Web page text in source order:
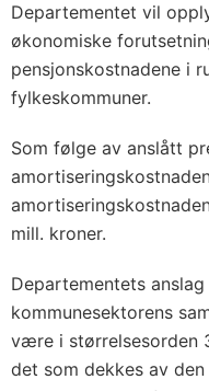
Departementet vil
økonomiske
pensjonskostnadene i
fylkeskommuner.
Som følge av anslått
mill. kroner.
Departementets
kommunesektorens
være i størrelsesorden
det som dekkes av